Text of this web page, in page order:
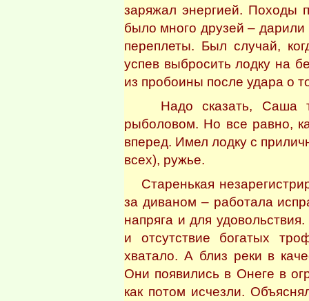
заряжал энергией.
было много друзей –
переплеты. Был случай,
успев выбросить лодку на
из пробоины после удара о
Надо сказать, Саша
рыболовом. Но все равно,
вперед. Имел лодку с
всех), ружье.
Старенькая
за диваном – работала
напряга и для
и отсутствие богатых
хватало. А близ реки в
Они появились в Онеге в
как потом исчезли.